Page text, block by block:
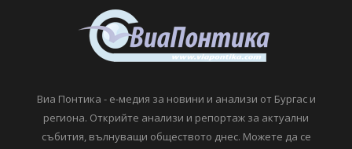
Виа Понтика - е-медия за новини и анализи от Бургас и
региона. Открийте анализи и репортаж за актуални
събития, вълнуващи обществото днес. Можете да се